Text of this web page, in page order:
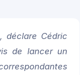
déclare Cédric
de lancer un